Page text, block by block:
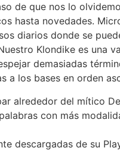
de que nos lo
hasta novedades.
diarios donde se
Klondike es una
demasiadas
a los bases en orden
alrededor del mítico
con más
descargadas de su